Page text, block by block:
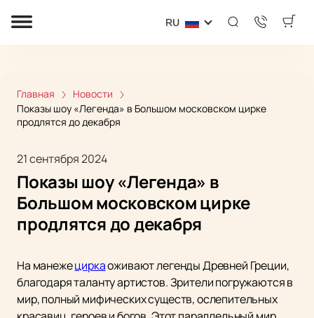
RU
Главная
Новости
Показы шоу «Легенда» в Большом московском цирке
продлятся до декабря
21 сентября 2024
Показы шоу «Легенда» в
Большом московском цирке
продлятся до декабря
На манежециркаоживают легенды Древней Греции,
благодаря таланту артистов. Зрители погружаются в
мир, полный мифических существ, ослепительных